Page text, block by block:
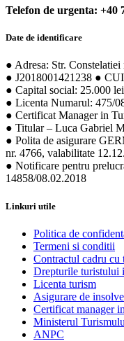
Telefon de urgenta: +40
Date de identificare
● Adresa: Str.
● J2018001421238 ●
● Capital social: 25.000 lei
● Licenta Numarul: 475/
● Certificat Manager in
● Titular – Luca Gabriel
● Polita de asigurare
nr. 4766, valabilitate
● Notificare pentru
14858/08.02.2018
Linkuri utile
Politica de
Termeni si conditii
Contractul cadru cu
Drepturile turistului
Licenta turism
Asigurare de
Certificat manager
Ministerul
ANPC